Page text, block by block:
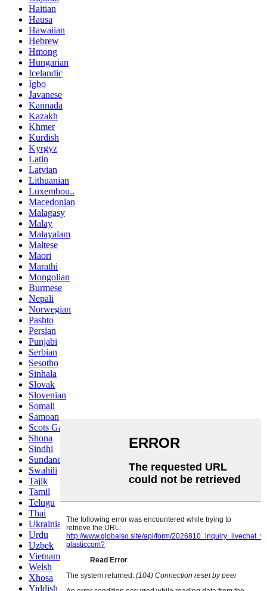
Haitian
Hausa
Hawaiian
Hebrew
Hmong
Hungarian
Icelandic
Igbo
Javanese
Kannada
Kazakh
Khmer
Kurdish
Kyrgyz
Latin
Latvian
Lithuanian
Luxembou..
Macedonian
Malagasy
Malay
Malayalam
Maltese
Maori
Marathi
Mongolian
Burmese
Nepali
Norwegian
Pashto
Persian
Punjabi
Serbian
Sesotho
Sinhala
Slovak
Slovenian
Somali
Samoan
Scots Gaelic
Shona
Sindhi
Sundanese
Swahili
Tajik
Tamil
Telugu
Thai
Ukrainian
Urdu
Uzbek
Vietnamese
Welsh
Xhosa
Yiddish